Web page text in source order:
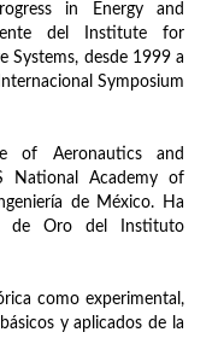
in Energy and
del Institute for
Systems, desde 1999 a
Symposium
of Aeronautics and
National Academy of
de México. Ha
de Oro del Instituto
como experimental,
y aplicados de la